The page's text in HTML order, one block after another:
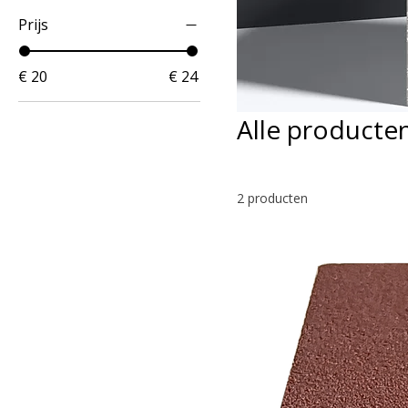
Prijs
€ 20 € 24
Alle
2 producten